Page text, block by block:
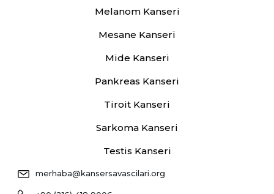
Melanom Kanseri
Mesane Kanseri
Mide Kanseri
Pankreas Kanseri
Tiroit Kanseri
Sarkoma Kanseri
Testis Kanseri
merhaba@kansersavascilari.org